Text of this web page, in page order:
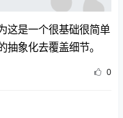
这是一个很基础很简单
抽象化去覆盖细节。
0